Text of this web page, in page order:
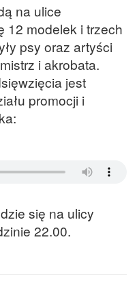
na ulice
12 modelek i trzech
psy oraz artyści
i akrobata.
jest
promocji i
się na ulicy
22.00.